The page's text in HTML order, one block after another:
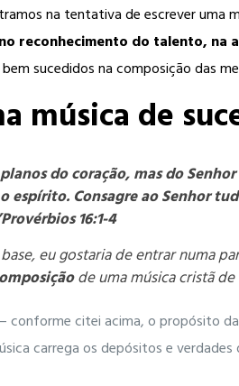
na tentativa de escrever uma
reconhecimento do talento, na
sucedidos na composição das
música de
do coração, mas do
espírito.Consagre ao Senhor
16:1-4
eu gostaria de entrar numa
de uma música cristã de
conforme citei acima, o propósito
carrega os depósitos e